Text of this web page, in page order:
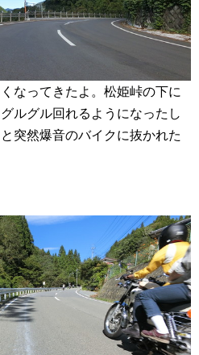
なってきたよ。松姫峠の下に
ルグル回れるようになったし
突然爆音のバイクに抜かれた